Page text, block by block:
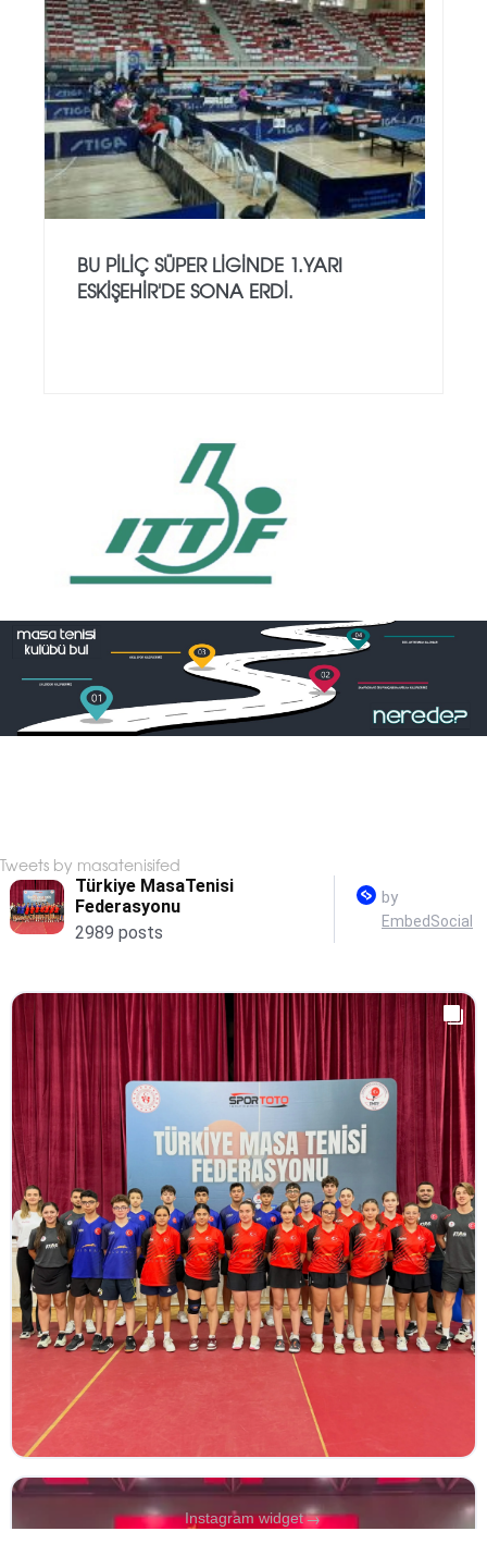
BU PİLİÇ SÜPER LİGİNDE 1.YARI
ESKİŞEHİR'DE SONA ERDİ.
Tweets by masatenisifed
Instagram widget→